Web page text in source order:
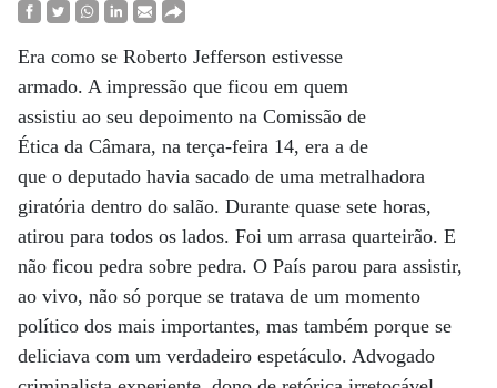
Era como se Roberto Jefferson estivesse
armado. A impressão que ficou em quem
assistiu ao seu depoimento na Comissão de
Ética da Câmara, na terça-feira 14, era a de
que o deputado havia sacado de uma metralhadora
giratória dentro do salão. Durante quase sete horas,
atirou para todos os lados. Foi um arrasa quarteirão. E
não ficou pedra sobre pedra. O País parou para assistir,
ao vivo, não só porque se tratava de um momento
político dos mais importantes, mas também porque se
deliciava com um verdadeiro espetáculo. Advogado